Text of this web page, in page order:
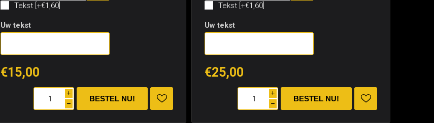
Tekst [+€1,60]
Uw tekst
€15,00
i
h
Tekst [+€1,60]
Uw tekst
€25,00
i
h